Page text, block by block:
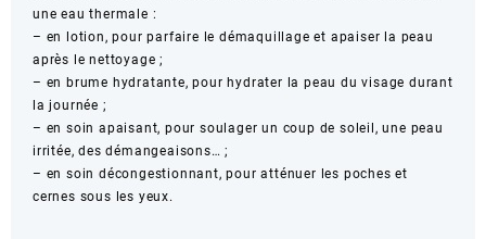
une eau thermale :
– en lotion, pour parfaire le démaquillage et apaiser la peau
après le nettoyage ;
– en brume hydratante, pour hydrater la peau du visage durant
la journée ;
– en soin apaisant, pour soulager un coup de soleil, une peau
irritée, des démangeaisons… ;
– en soin décongestionnant, pour atténuer les poches et
cernes sous les yeux.